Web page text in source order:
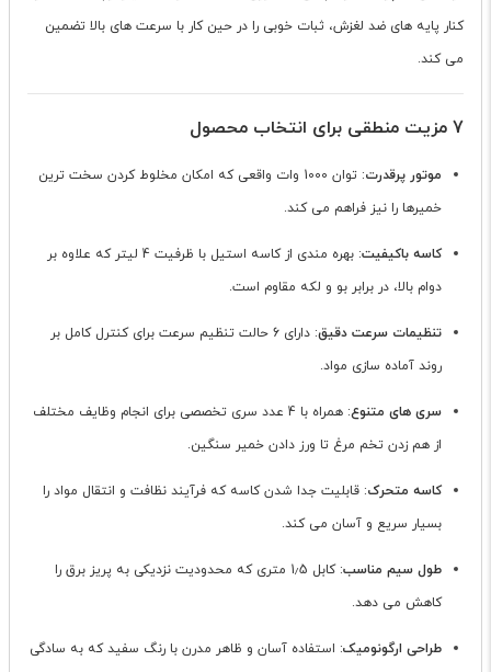
کنار پایه های ضد لغزش، ثبات خوبی را در حین کار با سرعت های بالا تضمین
می کند.
7 مزیت منطقی برای انتخاب محصول
موتور پرقدرت
: توان 1000 وات واقعی که امکان مخلوط کردن سخت ترین
خمیرها را نیز فراهم می کند.
کاسه باکیفیت
: بهره مندی از کاسه استیل با ظرفیت 4 لیتر که علاوه بر
دوام بالا، در برابر بو و لکه مقاوم است.
تنظیمات سرعت دقیق
: دارای 6 حالت تنظیم سرعت برای کنترل کامل بر
روند آماده سازی مواد.
سری های متنوع
: همراه با 4 عدد سری تخصصی برای انجام وظایف مختلف
از هم زدن تخم مرغ تا ورز دادن خمیر سنگین.
کاسه متحرک: قابلیت جدا شدن کاسه که فرآیند نظافت و انتقال مواد را
بسیار سریع و آسان می کند.
طول سیم مناسب
: کابل 1٫5 متری که محدودیت نزدیکی به پریز برق را
کاهش می دهد.
طراحی ارگونومیک: استفاده آسان و ظاهر مدرن با رنگ سفید که به سادگی